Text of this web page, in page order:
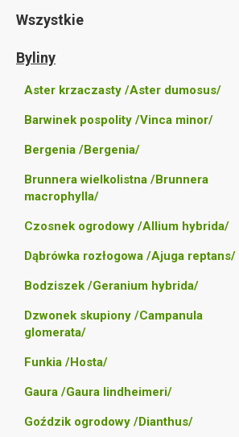
Wszystkie
Byliny
Aster krzaczasty /Aster dumosus/
Barwinek pospolity /Vinca minor/
Bergenia /Bergenia/
Brunnera wielkolistna /Brunnera
macrophylla/
Czosnek ogrodowy /Allium hybrida/
Dąbrówka rozłogowa /Ajuga reptans/
Bodziszek /Geranium hybrida/
Dzwonek skupiony /Campanula
glomerata/
Funkia /Hosta/
Gaura /Gaura lindheimeri/
Goździk ogrodowy /Dianthus/